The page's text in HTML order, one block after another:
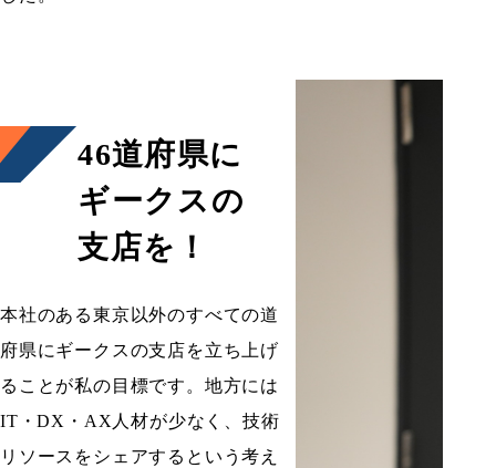
46道府県に
ギークスの
支店を！
本社のある東京以外のすべての道
府県にギークスの支店を立ち上げ
ることが私の目標です。地方には
IT・DX・AX人材が少なく、技術
リソースをシェアするという考え